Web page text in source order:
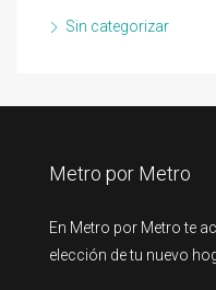
Sin categorizar
Metro por Metro
En Metro por Metro te
elección de tu nuevo